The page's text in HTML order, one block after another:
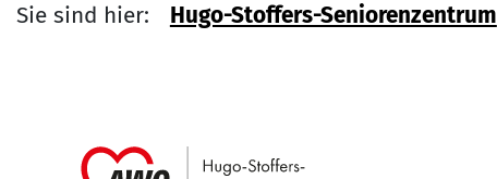
Sie sind hier: Hugo-Stoffers-Seniorenzentrum